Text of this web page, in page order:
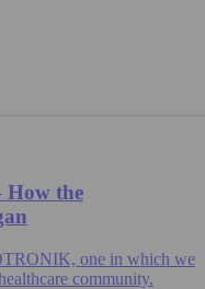
How the
one in which we
community.